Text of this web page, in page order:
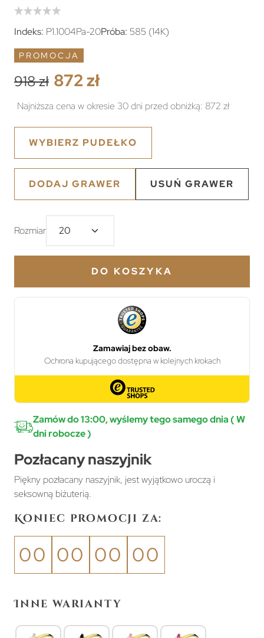
Indeks: P1.1004Pa-20Próba: 585 (14K)
PROMOCJA
918 zł 872 zł
Najniższa cena w okresie 30 dni przed obniżką: 872 zł
WYBIERZ PUDEŁKO
DODAJ GRAWER USUŃ GRAWER
Rozmiar
DO KOSZYKA
Zamów do 13:00, wyślemy tego samego dnia ( W
dni robocze )
Pozłacany naszyjnik
Piękny pozłacany naszyjnik, jest wyjątkowo uroczą i
seksowną biżuterią.
Koniec promocji za:
00 00 00 00
Inne warianty